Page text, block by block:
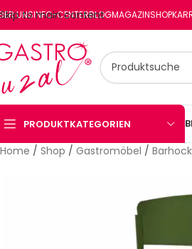
Skip to main content
UNSINFO-CENTERBLOGMAGAZINSHOP
PRODUKTKATEGORIEN
Home / Shop / Gastromöbel /